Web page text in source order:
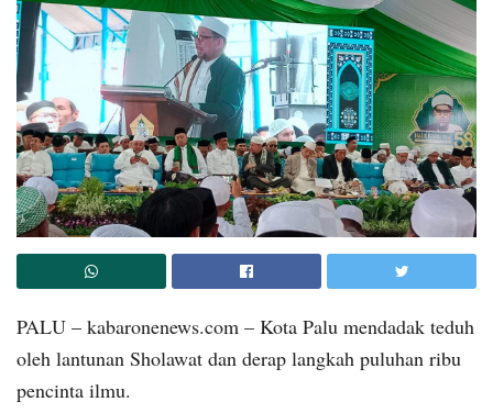
PALU – kabaronenews.com – Kota Palu mendadak teduh
oleh lantunan Sholawat dan derap langkah puluhan ribu
pencinta ilmu.